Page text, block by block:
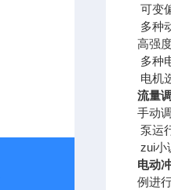
可变
多种
高强
多种
电机
流量
手动
泵运
zui小
电动
例进